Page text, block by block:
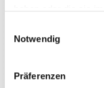
haben oder die sie
Notwendig
PräferenzenZURÜCK